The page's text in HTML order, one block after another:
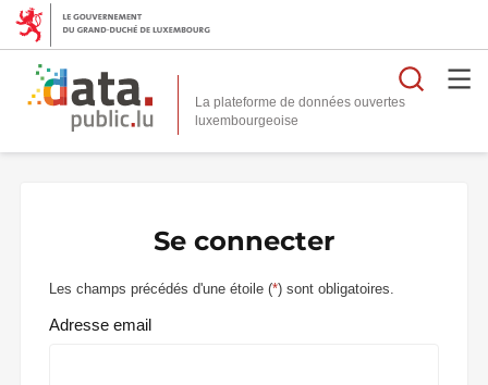
La plateforme de données ouvertes
Se connecter
Les champs précédés d'une étoile (*) sont obligatoires.
Adresse email